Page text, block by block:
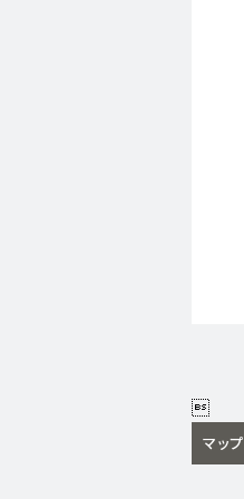

マップ